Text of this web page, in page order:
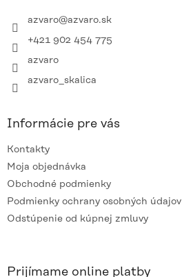
azvaro@azvaro.sk
+421 902 454 775
azvaro
azvaro_skalica
Informácie pre vás
Kontakty
Moja objednávka
Obchodné podmienky
Podmienky ochrany osobných údajov
Odstúpenie od kúpnej zmluvy
Prijímame online platby